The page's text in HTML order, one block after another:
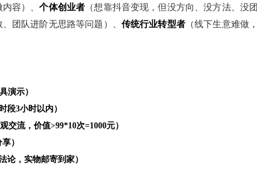
内容）、个体创业者 （想靠抖音变现，但没方向、没方法、没团
团队进阶无思路等问题）、 传统行业转型者（线下生意难做，
演示）
段3小时以内）
流，价值>99*10次=1000元）
）
论，实物邮寄到家）